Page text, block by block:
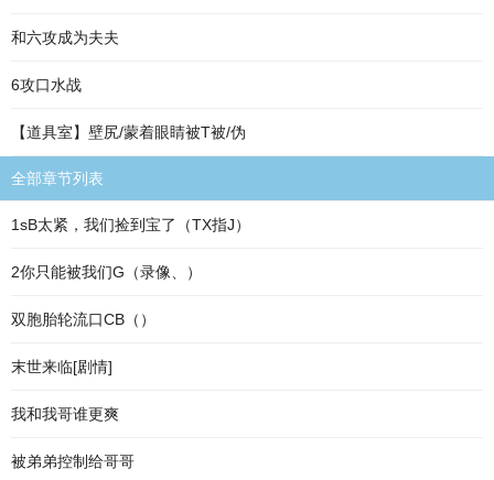
和六攻成为夫夫
6攻口水战
【道具室】壁尻/蒙着眼睛被T被/伪
全部章节列表
1sB太紧，我们捡到宝了（TX指J）
2你只能被我们G（录像、）
双胞胎轮流口CB（）
末世来临[剧情]
我和我哥谁更爽
被弟弟控制给哥哥